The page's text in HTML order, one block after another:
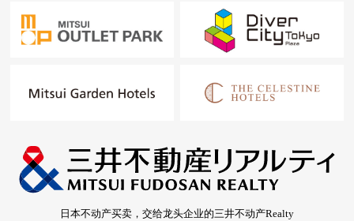
日本不动产买卖，交给龙头企业的三井不动产Realty